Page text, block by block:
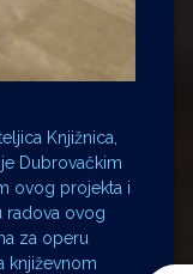
Knjižnica,
Dubrovačkim
ovog projekta i
radova ovog
za operu
književnom